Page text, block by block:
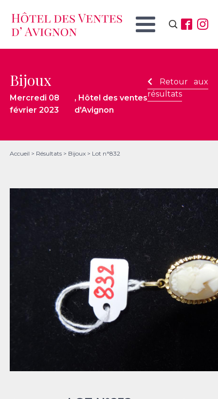
Rechercher :
Bijoux
Mercredi 08
février 2023
, Hôtel des ventes
d'Avignon
Retour aux
résultats
Accueil > Résultats > Bijoux > Lot n°832